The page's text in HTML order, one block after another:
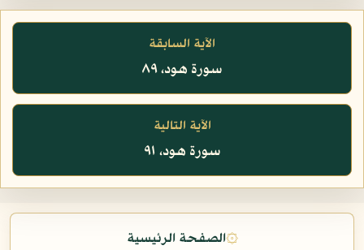
الآية السابقة
سورة هود، ٨٩
الآية التالية
سورة هود، ٩١
۞الصفحة الرئيسية